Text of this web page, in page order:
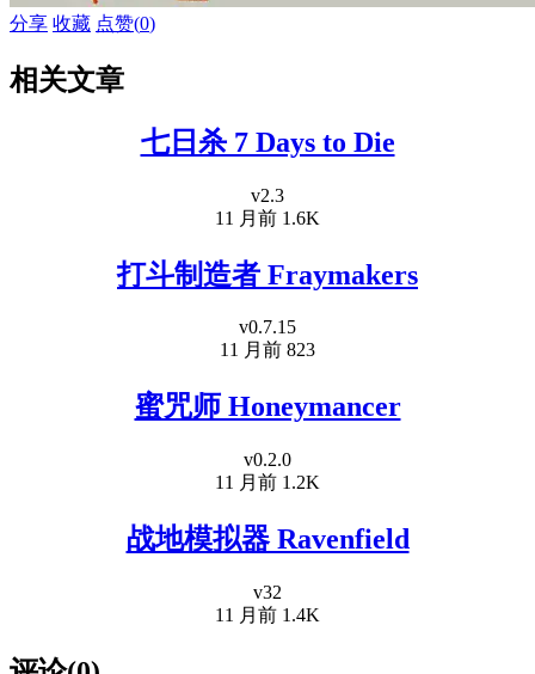
分享 收藏 点赞(0)
相关文章
七日杀 7 Days to Die
v2.3
11 月前 1.6K
打斗制造者 Fraymakers
v0.7.15
11 月前 823
蜜咒师 Honeymancer
v0.2.0
11 月前 1.2K
战地模拟器 Ravenfield
v32
11 月前 1.4K